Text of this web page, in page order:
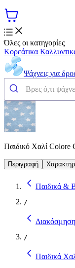
Όλες οι κατηγορίες
Κορεάτικα
Ψάχνεις για
Παιδικό Χαλί Colore
Περιγραφή
Παιδικά &
/
/
Παιδικά